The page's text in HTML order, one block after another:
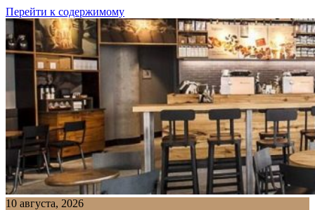
Перейти к содержимому
10 августа, 2026